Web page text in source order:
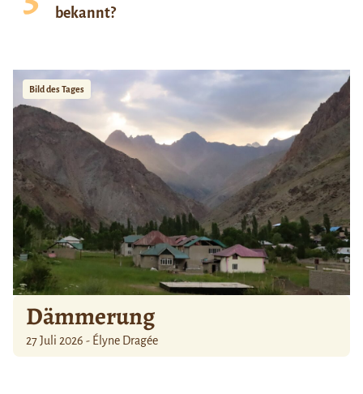
bekannt?
Bild des Tages
Dämmerung
27 Juli 2026 - Élyne Dragée